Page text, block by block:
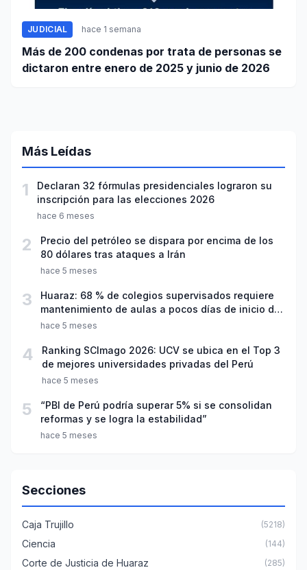
JUDICIAL hace 1 semana
Más de 200 condenas por trata de personas se
dictaron entre enero de 2025 y junio de 2026
Más Leídas
1
Declaran 32 fórmulas presidenciales lograron su
inscripción para las elecciones 2026
hace 6 meses
2
Precio del petróleo se dispara por encima de los
80 dólares tras ataques a Irán
hace 5 meses
3
Huaraz: 68 % de colegios supervisados requiere
mantenimiento de aulas a pocos días de inicio del
año escolar 2026
hace 5 meses
4
Ranking SCImago 2026: UCV se ubica en el Top 3
de mejores universidades privadas del Perú
hace 5 meses
5
“PBI de Perú podría superar 5% si se consolidan
reformas y se logra la estabilidad”
hace 5 meses
Secciones
Caja Trujillo (5218)
Ciencia (144)
Corte de Justicia de Huaraz (285)